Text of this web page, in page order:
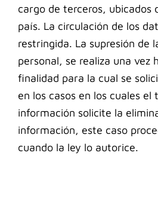
cargo de terceros, ubicados
país. La circulación de los
restringida. La supresión de
personal, se realiza una vez
finalidad para la cual se
en los casos en los cuales el
información solicite la
información, este caso
cuando la ley lo autorice.